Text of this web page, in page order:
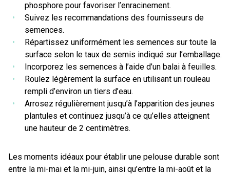
phosphore pour favoriser l’enracinement.
Suivez les recommandations des fournisseurs de
semences.
Répartissez uniformément les semences sur toute la
surface selon le taux de semis indiqué sur l’emballage.
Incorporez les semences à l’aide d’un balai à feuilles.
Roulez légèrement la surface en utilisant un rouleau
rempli d’environ un tiers d’eau.
Arrosez régulièrement jusqu’à l’apparition des jeunes
plantules et continuez jusqu’à ce qu’elles atteignent
une hauteur de 2 centimètres.
Les moments idéaux pour établir une pelouse durable sont
entre la mi-mai et la mi-juin, ainsi qu’entre la mi-août et la